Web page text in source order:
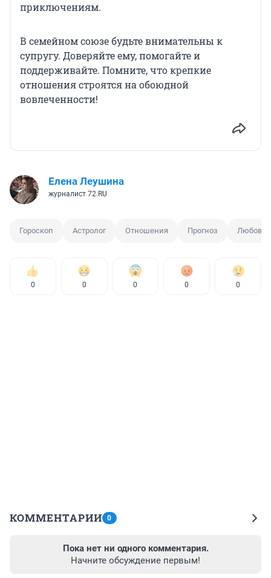
приключениям.
В семейном союзе будьте внимательны к
супругу. Доверяйте ему, помогайте и
поддерживайте. Помните, что крепкие
отношения строятся на обоюдной
вовлеченности!
Елена Леушина
журналист 72.RU
Гороскоп Астролог Отношения Прогноз Любовь
0 0 0 0 0
КОММЕНТАРИИ 0
Пока нет ни одного комментария.
Начните обсуждение первым!